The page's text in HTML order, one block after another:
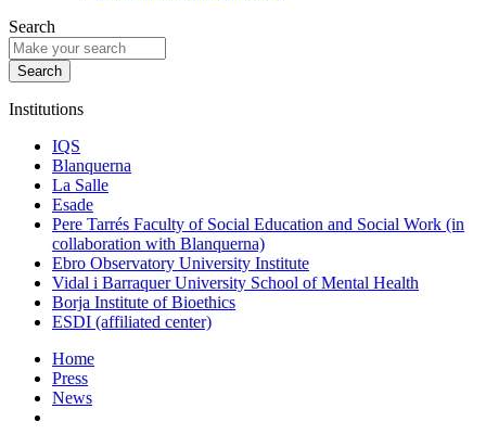
Search
Institutions
IQS
Blanquerna
La Salle
Esade
Pere Tarrés Faculty of Social Education and Social Work (in
collaboration with Blanquerna)
Ebro Observatory University Institute
Vidal i Barraquer University School of Mental Health
Borja Institute of Bioethics
ESDI (affiliated center)
Home
Press
News